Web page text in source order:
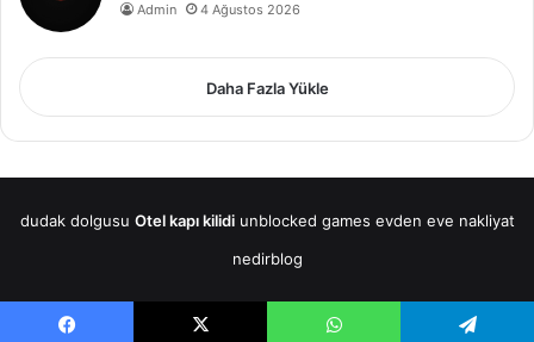
Admin 4 Ağustos 2026
Daha Fazla Yükle
dudak dolgusu Otel kapı kilidi unblocked games evden eve nakliyat
nedirblog